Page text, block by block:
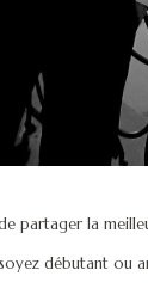
partager la
débutant ou